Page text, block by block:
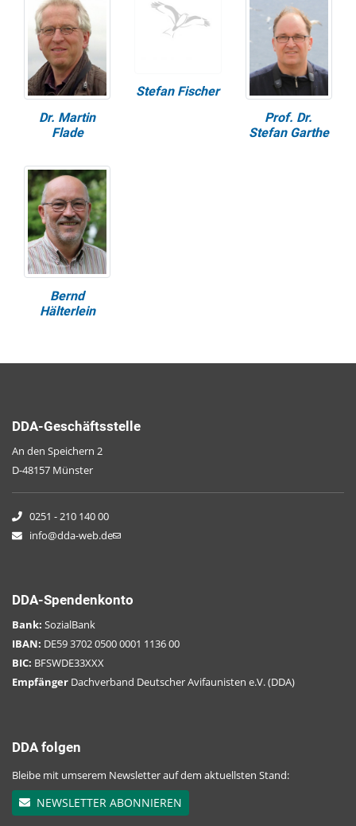
Dr. Martin
Flade
Stefan Fischer
Prof. Dr.
Stefan Garthe
Bernd
Hälterlein
DDA-Geschäftsstelle
An den Speichern 2
D-48157 Münster
0251 - 210 140 00
info@dda-web.de
DDA-Spendenkonto
Bank: SozialBank
IBAN: DE59 3702 0500 0001 1136 00
BIC: BFSWDE33XXX
Empfänger Dachverband Deutscher Avifaunisten e.V. (DDA)
DDA folgen
Bleibe mit umserem Newsletter auf dem aktuellsten Stand:
NEWSLETTER ABONNIEREN